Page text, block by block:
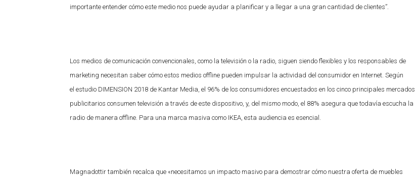
importante entender cómo este medio nos puede ayudar a planificar y a llegar a una gran cantidad de clientes”.
Los medios de comunicación convencionales, como la televisión o la radio, siguen siendo flexibles y los responsables de
marketing necesitan saber cómo estos medios offline pueden impulsar la actividad del consumidor en Internet. Según
el estudio DIMENSION 2018 de Kantar Media, el 96% de los consumidores encuestados en los cinco principales mercados
publicitarios consumen televisión a través de este dispositivo, y, del mismo modo, el 88% asegura que todavía escucha la
radio de manera offline. Para una marca masiva como IKEA, esta audiencia es esencial.
Magnadottir también recalca que «necesitamos un impacto masivo para demostrar cómo nuestra oferta de muebles